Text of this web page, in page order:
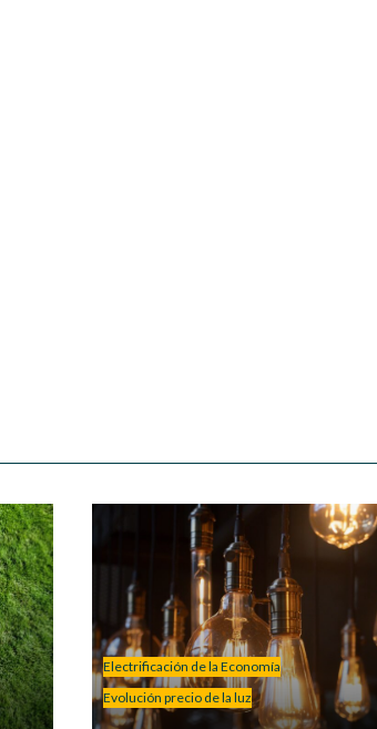
Electrificación de la Economía
Evolución precio de la luz